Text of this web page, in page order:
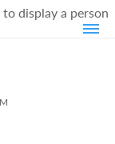
display a person